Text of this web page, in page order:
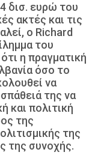
δισ. ευρώ του
ακτές και τις
ο Richard
του
η πραγματική
όσο το
να
της να
και πολιτική
της
της
της συνοχής.